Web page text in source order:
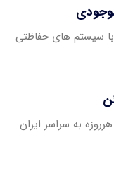
به سراسر ایران